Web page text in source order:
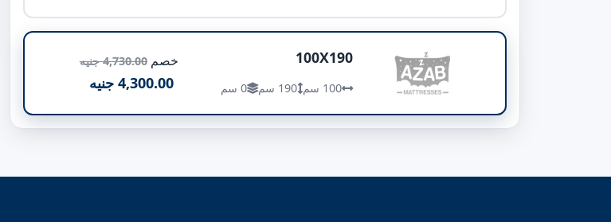
100X190
100 سم 190 سم 0 سم
خصم 4,730.00 جنيه
4,300.00 جنيه